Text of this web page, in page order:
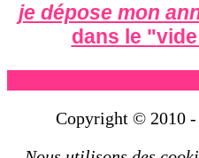
je dépose mon
dans le "
Copyright © 2010